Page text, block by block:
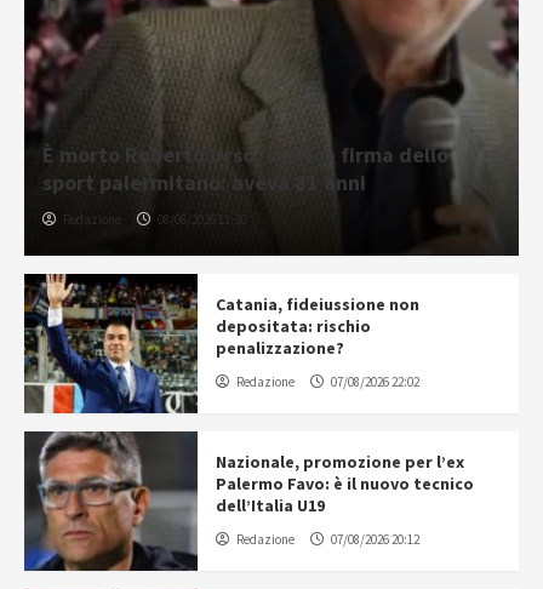
È morto Roberto Urso, storica firma dello
sport palermitano: aveva 81 anni
Redazione 08/08/2026 11:36
Catania, fideiussione non
depositata: rischio
penalizzazione?
Redazione 07/08/2026 22:02
Nazionale, promozione per l’ex
Palermo Favo: è il nuovo tecnico
dell’Italia U19
Redazione 07/08/2026 20:12